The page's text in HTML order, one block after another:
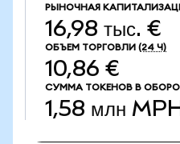
РЫНОЧНАЯ
16,98 тыс. €
ОБЪЕМ ТОРГОВЛИ (24 Ч)
10,86 €
СУММА ТОКЕНОВ В
1,58 млн